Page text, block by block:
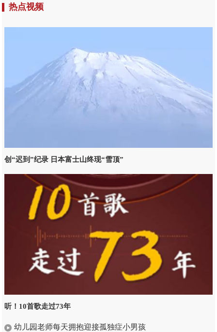
热点视频
创“迟到”纪录 日本富士山终现“雪顶”
听！10首歌走过73年
幼儿园老师每天拥抱迎接孤独症小男孩